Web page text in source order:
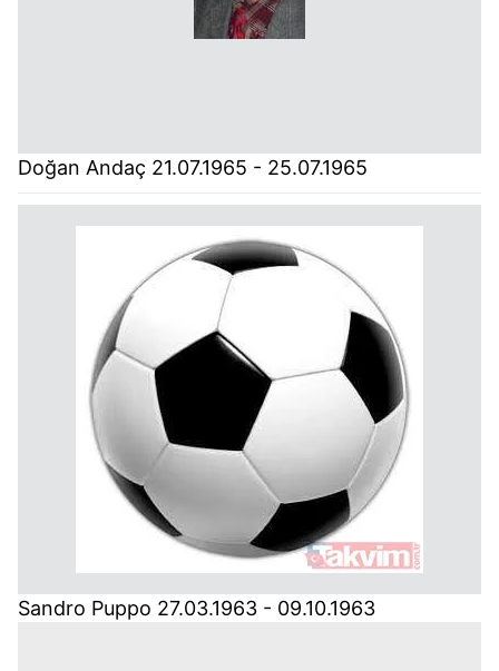
Doğan Andaç 21.07.1965 - 25.07.1965
Sandro Puppo 27.03.1963 - 09.10.1963